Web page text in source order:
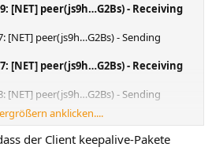
[NET] peer(js9h…G2Bs) - Receiving
[NET] peer(js9h…G2Bs) - Sending
[NET] peer(js9h…G2Bs) - Receiving
[NET] peer(js9h…G2Bs) - Sending
[NET] peer(js9h…G2Bs) - Sending
anklicken....
der Client keepalive-Pakete